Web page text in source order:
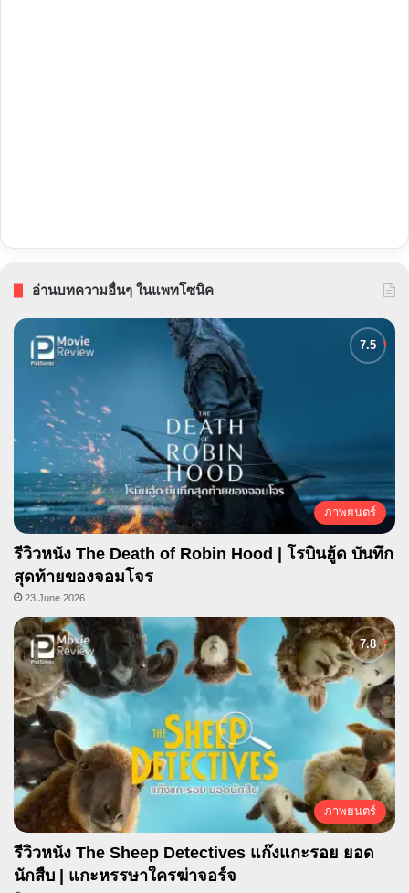
อ่านบทความอื่นๆ ในแพทโซนิค
ภาพยนตร์
รีวิวหนัง The Death of Robin Hood | โรบินฮู้ด บันทึก
สุดท้ายของจอมโจร
23 June 2026
ภาพยนตร์
รีวิวหนัง The Sheep Detectives แก๊งแกะรอย ยอด
นักสืบ | แกะหรรษาใครฆ่าจอร์จ